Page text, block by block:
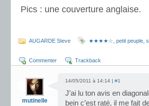
Pics : une couverture anglaise.
AUGARDE Steve ★★★★☆ petit peuple
Commenter Trackback
mutinelle
14/05/2011 à 14:14 | #1
J’ai lu ton avis en
bein c’est raté, il me fait